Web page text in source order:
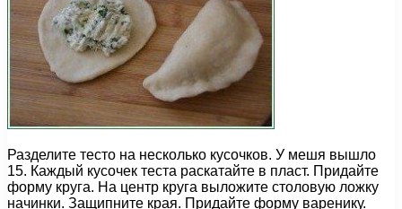
Разделите тесто на несколько кусочков. У мешя вышло
15. Каждый кусочек теста раскатайте в пласт. Придайте
форму круга. На центр круга выложите столовую ложку
начинки. Защипните края. Придайте форму варенику.